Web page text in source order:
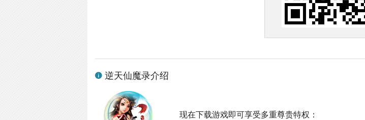
逆天仙魔录介绍
现在下载游戏即可享受多重尊贵特权：